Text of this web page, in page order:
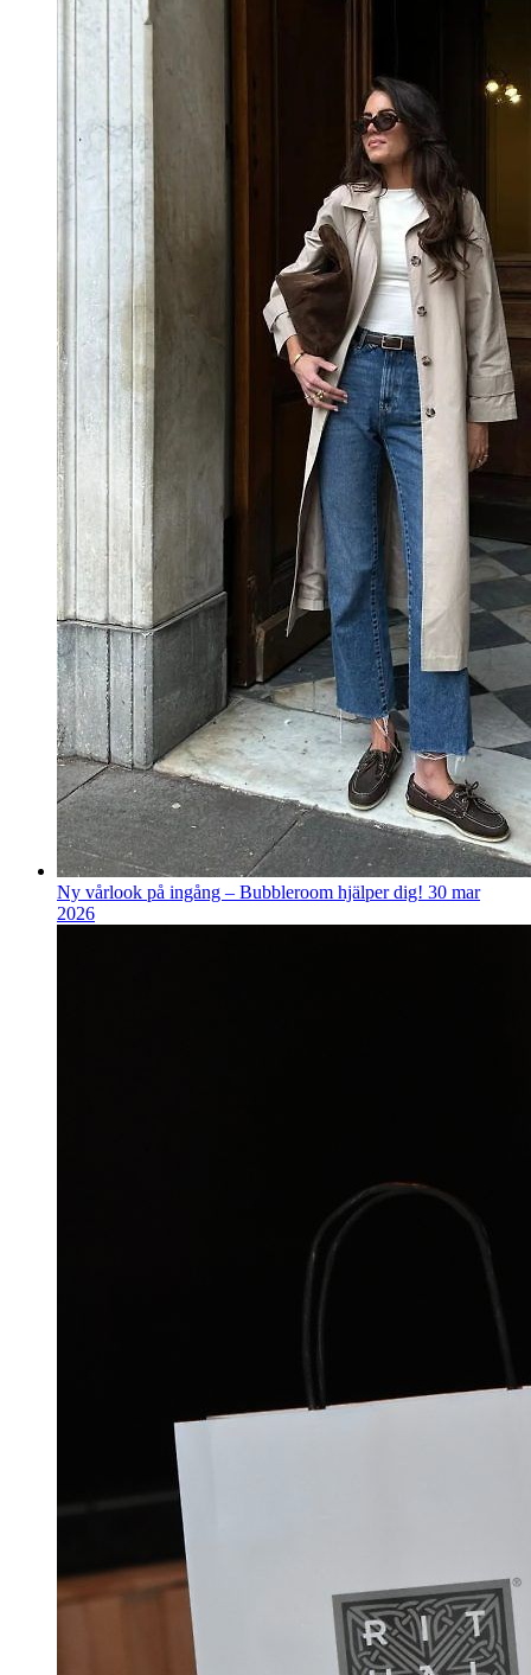
Ny vårlook på ingång – Bubbleroom hjälper dig! 30 mar
2026